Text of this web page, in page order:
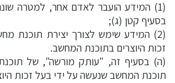
(1) המידע הועבר לאדם אחר, למטרה
בסעיף קטן (ג);
(2) המידע שימש לצורך יצירת תוכנת
זכות היוצרים בתוכנת המחשב.
(ה) בסעיף זה, "עותק מורשה", של
תוכנת המחשב שנעשה על ידי בעל זכות